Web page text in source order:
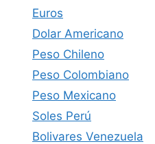
Euros
Dolar Americano
Peso Chileno
Peso Colombiano
Peso Mexicano
Soles Perú
Bolivares Venezuela